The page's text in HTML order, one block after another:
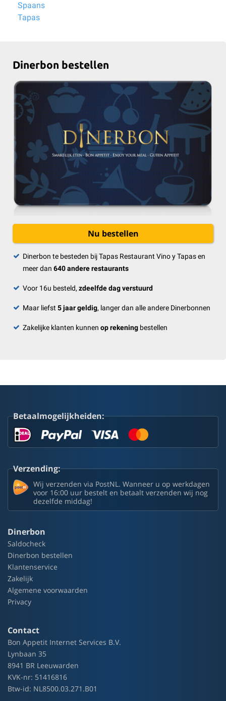
Spaans
Tapas
Dinerbon bestellen
Nu bestellen
Dinerbon te besteden bij Tapas Restaurant Vino y Tapas en
meer dan 640 andere restaurants
Voor 16u besteld, zdeelfde dag verstuurd
Maar liefst 5 jaar geldig, langer dan alle andere Dinerbonnen
Zakelijke klanten kunnen op rekening bestellen
Betaalmogelijkheiden:
Verzending:
Wij verzenden via PostNL. Wanneer u op werkdagen
voor 16:00 uur bestelt en betaalt verzenden wij nog
dezelfde middag!
Dinerbon
Saldocheck
Dinerbon bestellen
Klantenservice
Zakelijk
Algemene voorwaarden
Privacy
Contact
Bon Appetit Internet Services B.V.
Lynbaan 35
8941 BR Leeuwarden
KVK-nr: 51416816
Btw-id: NL8500.03.271.B01